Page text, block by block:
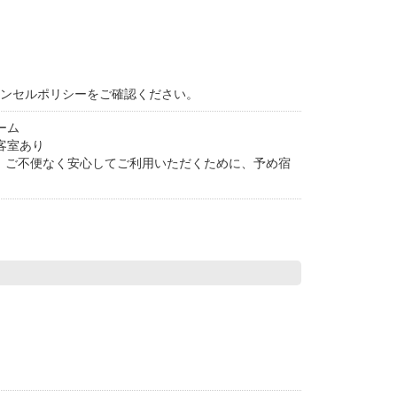
セルポリシーをご確認ください。
ム
室あり
不便なく安心してご利用いただくために、予め宿